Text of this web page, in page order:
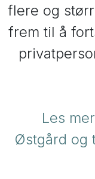
flere og
frem til å
Les
Østgård og